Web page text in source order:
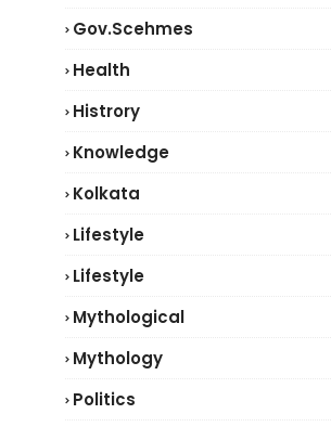
Gov.scehmes
Health
Histrory
Knowledge
Kolkata
Lifestyle
Lifestyle
Mythological
Mythology
Politics